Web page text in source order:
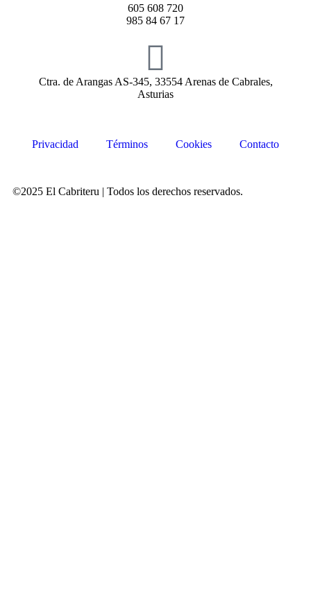
605 608 720
985 84 67 17
Ctra. de Arangas AS-345, 33554 Arenas de Cabrales,
Asturias
Privacidad Términos Cookies Contacto
©2025 El Cabriteru | Todos los derechos reservados.